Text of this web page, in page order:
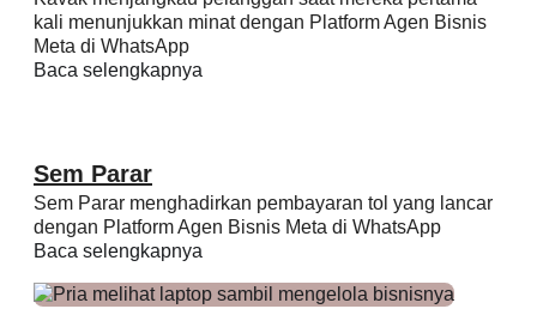
kali menunjukkan minat dengan Platform Agen Bisnis
Meta di WhatsApp
Baca selengkapnya
Sem Parar
Sem Parar menghadirkan pembayaran tol yang lancar
dengan Platform Agen Bisnis Meta di WhatsApp
Baca selengkapnya